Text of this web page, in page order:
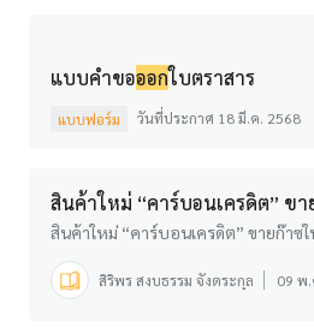
แบบคำขอออกใบตราสาร
แบบฟอร์ม วันที่ประกาศ 18 มี.ค. 2568
สินค้าใหม่ “คาร์บอนเครดิต” ข
สินค้าใหม่ “คาร์บอนเครดิต” ขายก๊าซ
สิริพร สงบธรรม จังตระกุล 09 พ